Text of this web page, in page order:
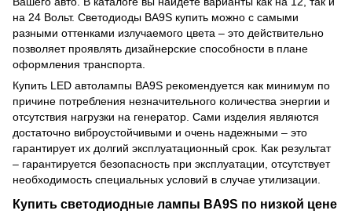
на 24 Вольт. Светодиоды BA9S купить можно с самыми
разными оттенками излучаемого цвета – это действительно
позволяет проявлять дизайнерские способности в плане
оформления транспорта.
Купить LED автолампы BA9S рекомендуется как минимум по
причине потребления незначительного количества энергии и
отсутствия нагрузки на генератор. Сами изделия являются
достаточно виброустойчивыми и очень надежными – это
гарантирует их долгий эксплуатационный срок. Как результат
– гарантируется безопасность при эксплуатации, отсутствует
необходимость специальных условий в случае утилизации.
Купить светодиодные лампы BA9S по низкой цене